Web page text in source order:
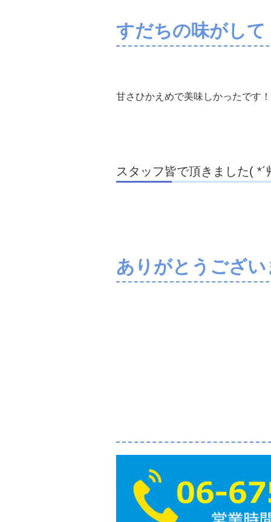
すだちの味がして
甘さひかえめで美味しかったです！
スタッフ皆で頂きました( *´
ありがとうござ